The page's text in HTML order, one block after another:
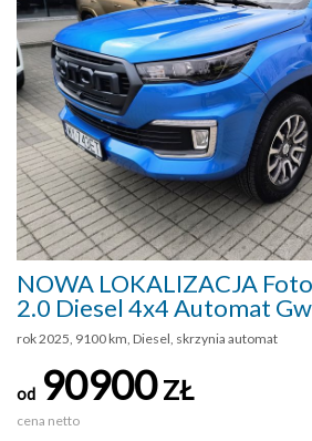
NOWA LOKALIZACJA
2.0 Diesel 4x4 Automat
rok 2025, 9100 km, Diesel, skrzynia automat
od 90900ZŁ
cena netto